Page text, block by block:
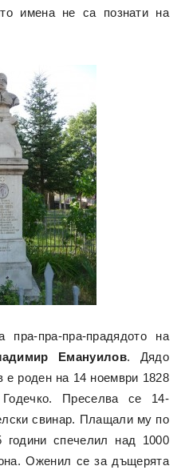
имена не са познати на
пра-пра-прадядото на
Емануилов. Дядо
роден на 14 ноември 1828
Преселва се 14-
свинар. Плащали му по
спечелил над 1000
Оженил се за дъщерята